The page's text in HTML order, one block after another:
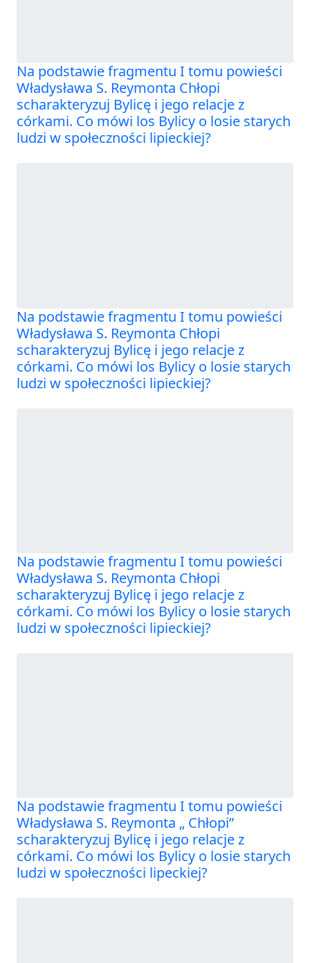
Na podstawie fragmentu I tomu powieści
Władysława S. Reymonta Chłopi
scharakteryzuj Bylicę i jego relacje z
córkami. Co mówi los Bylicy o losie starych
ludzi w społeczności lipieckiej?
Na podstawie fragmentu I tomu powieści
Władysława S. Reymonta Chłopi
scharakteryzuj Bylicę i jego relacje z
córkami. Co mówi los Bylicy o losie starych
ludzi w społeczności lipieckiej?
Na podstawie fragmentu I tomu powieści
Władysława S. Reymonta Chłopi
scharakteryzuj Bylicę i jego relacje z
córkami. Co mówi los Bylicy o losie starych
ludzi w społeczności lipieckiej?
Na podstawie fragmentu I tomu powieści
Władysława S. Reymonta „ Chłopi”
scharakteryzuj Bylicę i jego relacje z
córkami. Co mówi los Bylicy o losie starych
ludzi w społeczności lipeckiej?